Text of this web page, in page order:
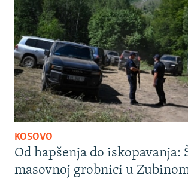
KOSOVO
Od hapšenja do iskopavanja:
masovnoj grobnici u